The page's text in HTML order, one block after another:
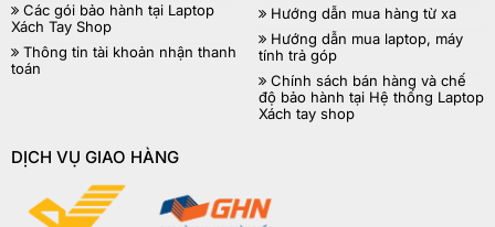
Các gói bảo hành tại Laptop
Xách Tay Shop
Thông tin tài khoản nhận thanh
toán
Hướng dẫn mua hàng từ xa
Hướng dẫn mua laptop, máy
tính trả góp
Chính sách bán hàng và chế
độ bảo hành tại Hệ thống Laptop
Xách tay shop
DỊCH VỤ GIAO HÀNG